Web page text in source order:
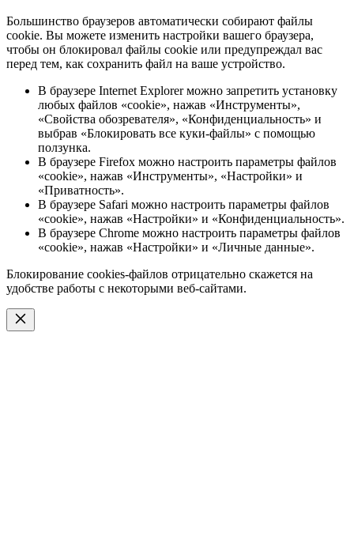
Большинство браузеров автоматически собирают файлы
cookie. Вы можете изменить настройки вашего браузера,
чтобы он блокировал файлы cookie или предупреждал вас
перед тем, как сохранить файл на ваше устройство.
В браузере Internet Explorer можно запретить установку
любых файлов «cookie», нажав «Инструменты»,
«Свойства обозревателя», «Конфиденциальность» и
выбрав «Блокировать все куки-файлы» с помощью
ползунка.
В браузере Firefox можно настроить параметры файлов
«cookie», нажав «Инструменты», «Настройки» и
«Приватность».
В браузере Safari можно настроить параметры файлов
«cookie», нажав «Настройки» и «Конфиденциальность».
В браузере Chrome можно настроить параметры файлов
«cookie», нажав «Настройки» и «Личные данные».
Блокирование cookies-файлов отрицательно скажется на
удобстве работы с некоторыми веб-сайтами.